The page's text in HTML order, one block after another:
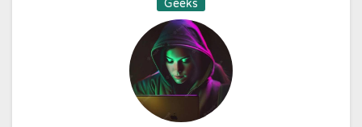
Geeks